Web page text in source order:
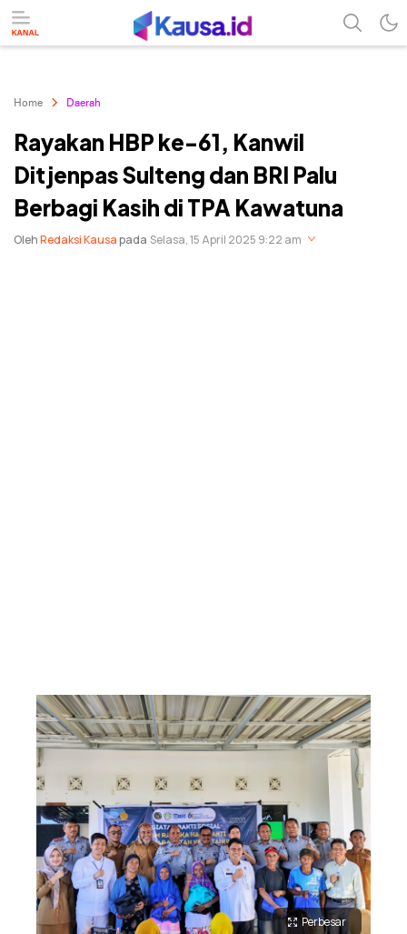
Home Daerah
Rayakan HBP ke-61, Kanwil
Ditjenpas Sulteng dan BRI Palu
Berbagi Kasih di TPA Kawatuna
OlehRedaksi Kausapada Selasa, 15 April 2025 9:22 am
Perbesar